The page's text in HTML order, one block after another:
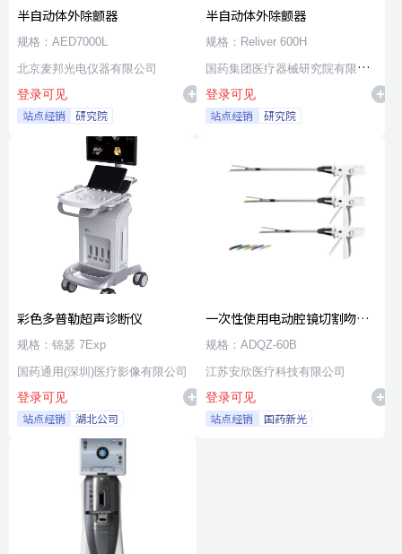
半自动体外除颤器
规格：AED7000L
北京麦邦光电仪器有限公司
登录可见
站点经销 研究院
半自动体外除颤器
规格：Reliver 600H
国药集团医疗器械研究院有限公
司
登录可见
站点经销 研究院
彩色多普勒超声诊断仪
规格：锦瑟 7Exp
国药通用(深圳)医疗影像有限公司
登录可见
站点经销 湖北公司
一次性使用电动腔镜切割吻合
器及组件
规格：ADQZ-60B
江苏安欣医疗科技有限公司
登录可见
站点经销 国药新光